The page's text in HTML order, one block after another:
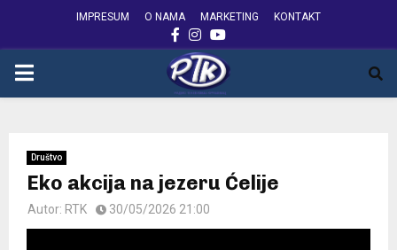
IMPRESUM O NAMA MARKETING KONTAKT
FACEBOOK
INSTAGRAM
YOUTUBE
PRIMARY
Društvo
Eko akcija na jezeru Ćelije
Autor: RTK 30/05/2026 21:00